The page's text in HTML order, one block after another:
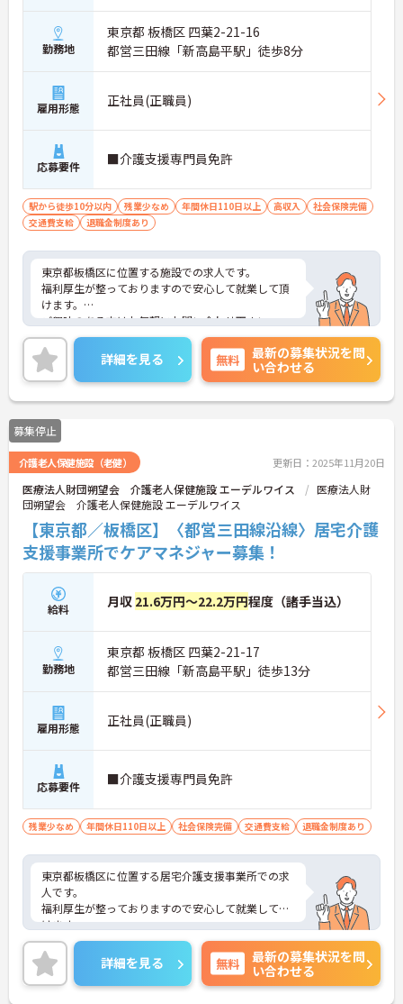
勤務地
東京都 板橋区 四葉2-21-16
都営三田線「新高島平駅」徒歩8分
雇用形態 正社員(正職員)
応募要件 ■介護支援専門員免許
駅から徒歩10分以内 残業少なめ 年間休日110日以上 高収入
社会保険完備
交通費支給
退職金制度あり
東京都板橋区に位置する施設での求人です。
福利厚生が整っておりますので安心して就業して頂
けます。
ご興味のある方はお気軽にお問い合わせ下さい。
詳細を見る 無料
最新の募集状況を問
い合わせる
募集停止
介護老人保健施設（老健） 更新日：2025年11月20日
医療法人財団朔望会 介護老人保健施設 エーデルワイス
医療法人財
団朔望会 介護老人保健施設 エーデルワイス
【東京都／板橋区】〈都営三田線沿線〉居宅介護
支援事業所でケアマネジャー募集！
給料 月収 21.6万円～22.2万円程度（諸手当込）
勤務地
東京都 板橋区 四葉2-21-17
都営三田線「新高島平駅」徒歩13分
雇用形態 正社員(正職員)
応募要件 ■介護支援専門員免許
残業少なめ 年間休日110日以上 社会保険完備 交通費支給 退職金制度あり
東京都板橋区に位置する居宅介護支援事業所での求
人です。
福利厚生が整っておりますので安心して就業して頂
けます。
ご興味のある方はお気軽にお問い合わせ下さい。
詳細を見る 無料
最新の募集状況を問
い合わせる